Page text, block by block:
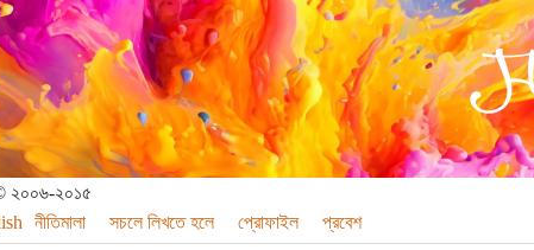
© ২০০৬-২০১৫
নীতিমালা সচলে লিখতে হলে প্রোফাইল প্রবেশ